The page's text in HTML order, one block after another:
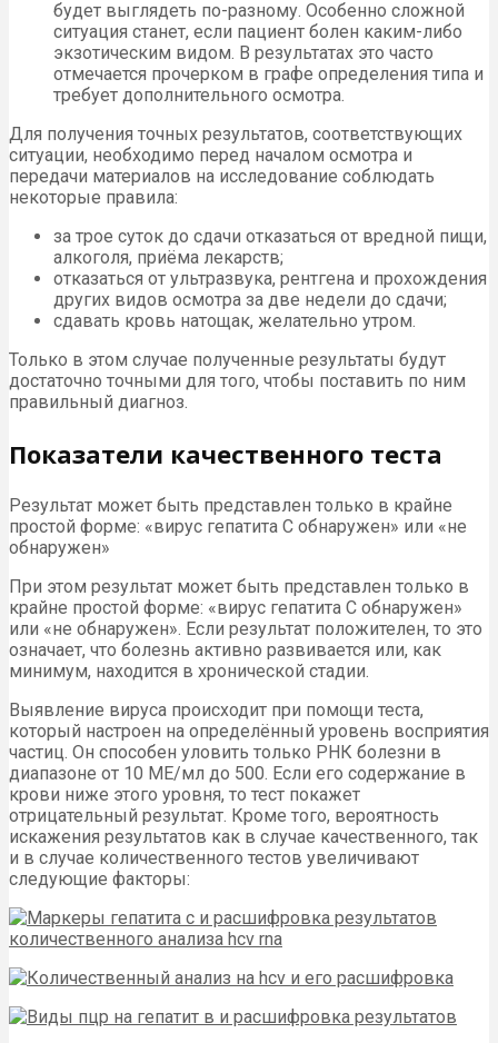
будет выглядеть по-разному. Особенно сложной
ситуация станет, если пациент болен каким-либо
экзотическим видом. В результатах это часто
отмечается прочерком в графе определения типа и
требует дополнительного осмотра.
Для получения точных результатов, соответствующих
ситуации, необходимо перед началом осмотра и
передачи материалов на исследование соблюдать
некоторые правила:
за трое суток до сдачи отказаться от вредной пищи,
алкоголя, приёма лекарств;
отказаться от ультразвука, рентгена и прохождения
других видов осмотра за две недели до сдачи;
сдавать кровь натощак, желательно утром.
Только в этом случае полученные результаты будут
достаточно точными для того, чтобы поставить по ним
правильный диагноз.
Показатели качественного теста
Результат может быть представлен только в крайне
простой форме: «вирус гепатита С обнаружен» или «не
обнаружен»
При этом результат может быть представлен только в
крайне простой форме: «вирус гепатита С обнаружен»
или «не обнаружен». Если результат положителен, то это
означает, что болезнь активно развивается или, как
минимум, находится в хронической стадии.
Выявление вируса происходит при помощи теста,
который настроен на определённый уровень восприятия
частиц. Он способен уловить только РНК болезни в
диапазоне от 10 МЕ/мл до 500. Если его содержание в
крови ниже этого уровня, то тест покажет
отрицательный результат. Кроме того, вероятность
искажения результатов как в случае качественного, так
и в случае количественного тестов увеличивают
следующие факторы: